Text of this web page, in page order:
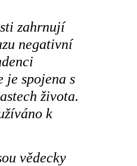
zahrnují
negativní
je spojena s
života.
k
vědecky